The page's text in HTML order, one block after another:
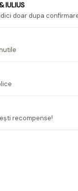
IULIUS
doar dupa
recompense!